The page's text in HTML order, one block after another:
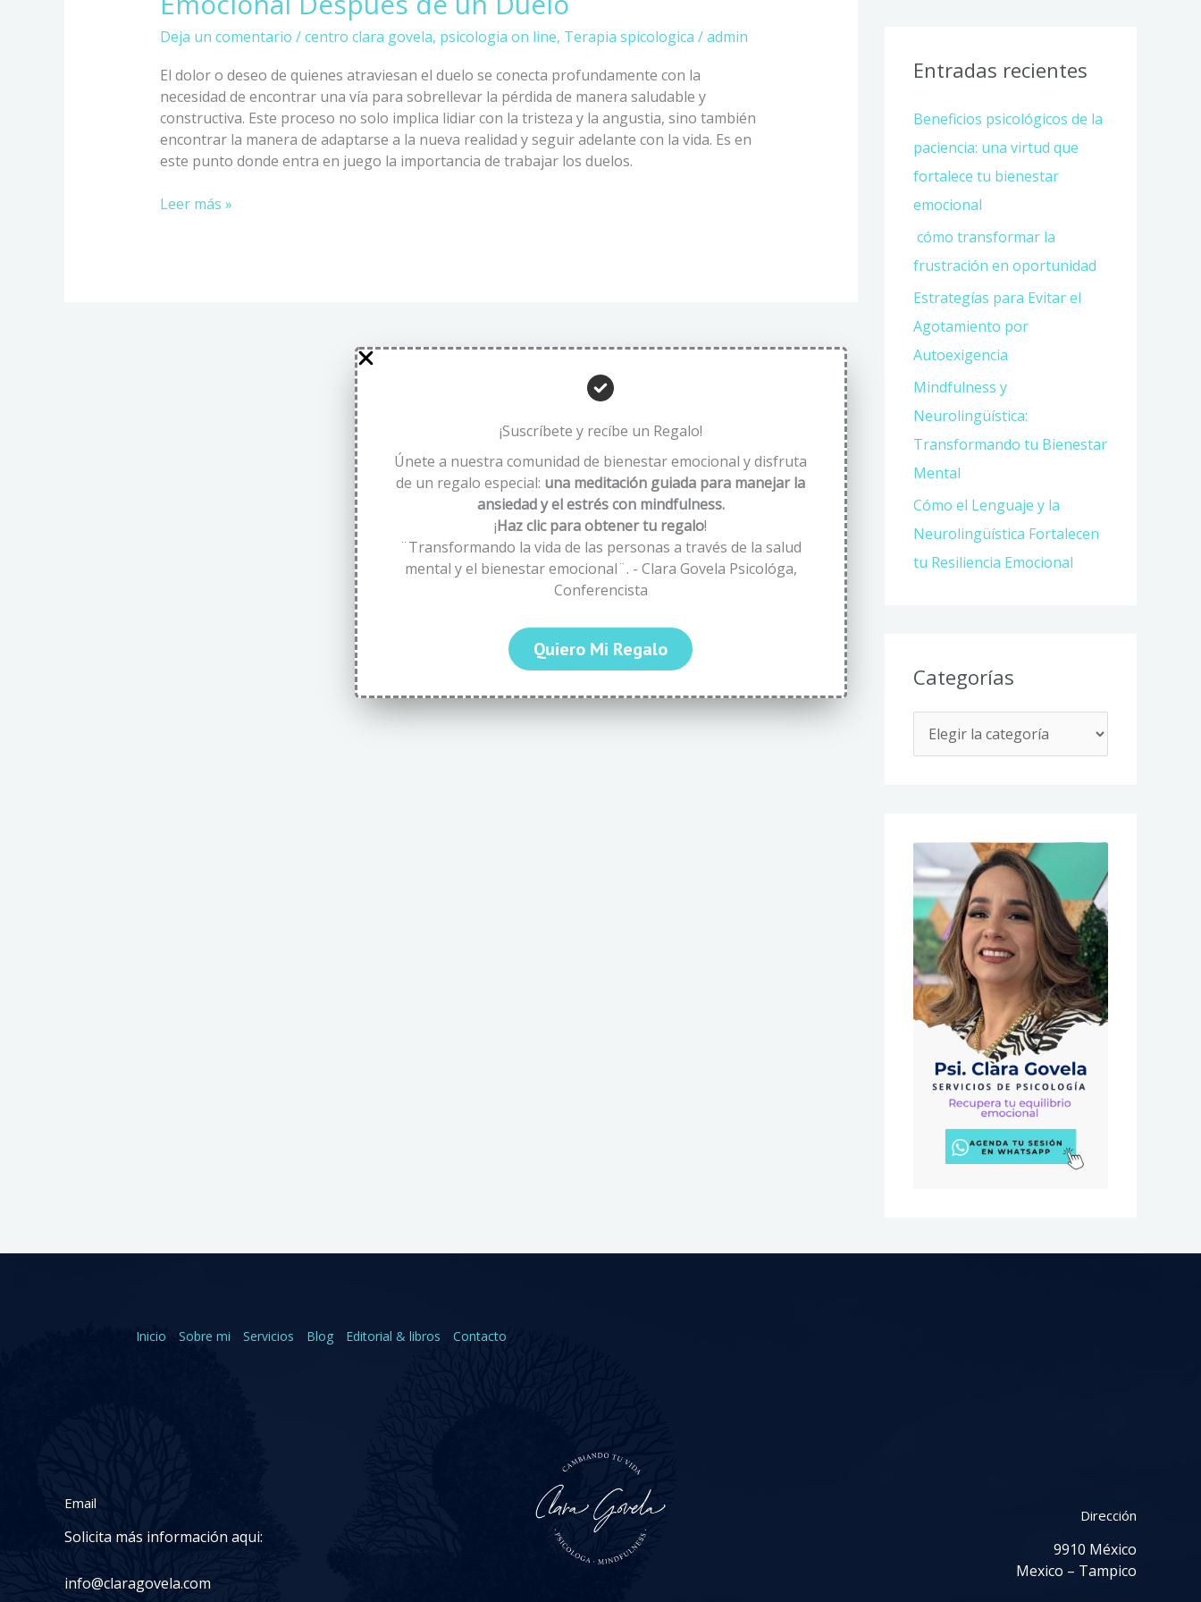
¡Suscríbete y recíbe un Regalo!
Únete a nuestra comunidad de bienestar emocional y disfruta
de un regalo especial: una meditación guiada para manejar la
ansiedad y el estrés con mindfulness.
¡Haz clic para obtener tu regalo!
¨Transformando la vida de las personas a través de la salud
mental y el bienestar emocional¨. - Clara Govela Psicológa,
Conferencista
Quiero Mi Regalo
Deja un comentario /centro clara govela, psicologia on line, Terapia spicologica /admin
El dolor o deseo de quienes atraviesan el duelo se conecta profundamente con la
necesidad de encontrar una vía para sobrellevar la pérdida de manera saludable y
constructiva. Este proceso no solo implica lidiar con la tristeza y la angustia, sino también
encontrar la manera de adaptarse a la nueva realidad y seguir adelante con la vida. Es en
este punto donde entra en juego la importancia de trabajar los duelos.
Leer más »
Entradas recientes
Beneficios psicológicos de la
paciencia: una virtud que
fortalece tu bienestar
emocional
cómo transformar la
frustración en oportunidad
Estrategías para Evitar el
Agotamiento por
Autoexigencia
Mindfulness y
Neurolingüística:
Transformando tu Bienestar
Mental
Cómo el Lenguaje y la
Neurolingüística Fortalecen
tu Resiliencia Emocional
Categorías
Inicio Sobre mi Servicios Blog Editorial & libros Contacto
Email
Solicita más información aqui:
info@claragovela.com
Dirección
9910 México
Mexico – Tampico